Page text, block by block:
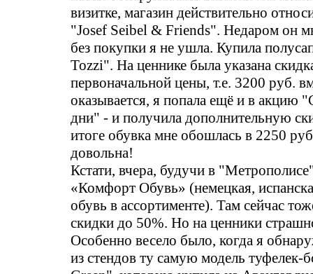
визитке, магазин действительно
"Josef Seibel & Friends". Недаром он
без покупки я не ушла. Купила
Tozzi". На ценнике была указана
первоначальной цены, т.е. 3200 руб.
оказывается, я попала ещё и в акцию
дни" - и получила дополнительную
итоге обувка мне обошлась в 2250
довольна!
Кстати, вчера, будучи в
«Комфорт Обувь» (немецкая,
обувь в ассортименте). Там сейчас
скидки до 50%. Но на ценники
Особенно весело было, когда я
из стендов ту самую модель туфелек-